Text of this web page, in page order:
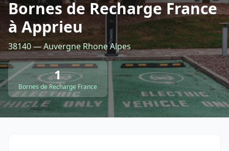
Retour à la liste des métiers
CGU-Confidentialité- Service proposé parViteUnDevis.com-Vous
Bornes de Recharge France
à Apprieu
38140 — Auvergne Rhone Alpes
1
Bornes de Recharge France